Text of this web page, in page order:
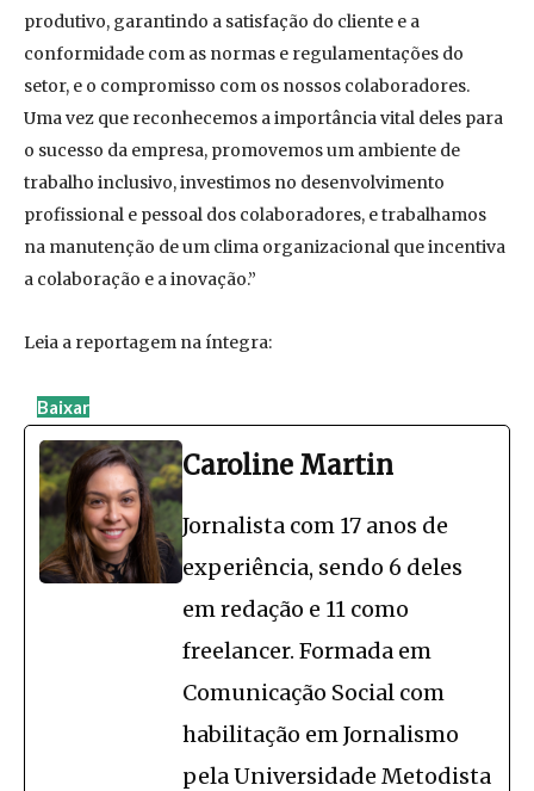
produtivo, garantindo a satisfação do cliente e a
conformidade com as normas e regulamentações do
setor, e o compromisso com os nossos colaboradores.
Uma vez que reconhecemos a importância vital deles para
o sucesso da empresa, promovemos um ambiente de
trabalho inclusivo, investimos no desenvolvimento
profissional e pessoal dos colaboradores, e trabalhamos
na manutenção de um clima organizacional que incentiva
a colaboração e a inovação.”
Leia a reportagem na íntegra:
Baixar
Caroline Martin
Jornalista com 17 anos de
experiência, sendo 6 deles
em redação e 11 como
freelancer. Formada em
Comunicação Social com
habilitação em Jornalismo
pela Universidade Metodista